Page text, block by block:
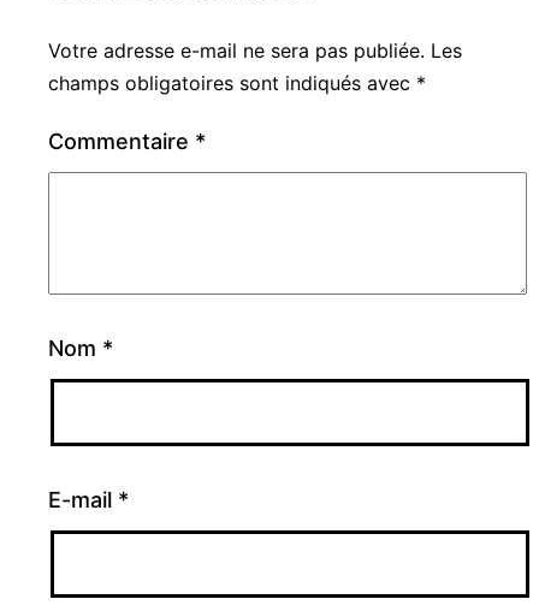
Votre adresse e-mail ne sera pas publiée. Les
champs obligatoires sont indiqués avec *
Commentaire *
Nom *
E-mail *